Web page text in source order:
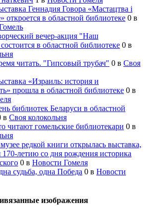
Геннадия Говора «Мастацтва і
откроется в областной библиотеке 0 в
вечер-акция "Наш
в областной библиотеке 0 в
читать. "Гипсовый трубач" 0 в Своя
«Израиль: история и
прошла в областной библиотеке 0 в
библиотек Беларуси в областной
в Своя колокольня
читают гомельские библиотекари 0 в
редкой книги открылась выставка,
летию со дня рождения историка
0 в Новости Гомеля
судьба, одна Победа 0 в Новости
изображения